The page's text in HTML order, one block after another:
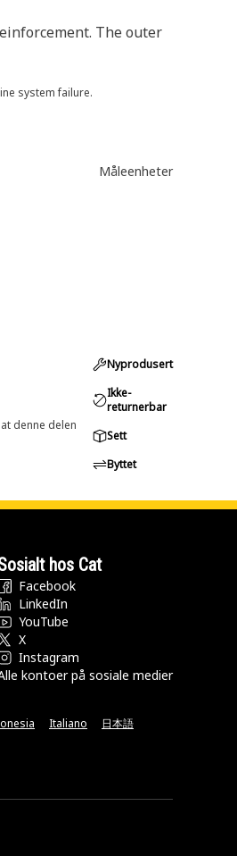
The outer
system failure.
Måleenheter
denne delen
Nyprodusert
Ikke-
returnerbar
Sett
Byttet
hos Cat
Facebook
LinkedIn
YouTube
X
Instagram
kontoer på sosiale medier
Italiano 日本語